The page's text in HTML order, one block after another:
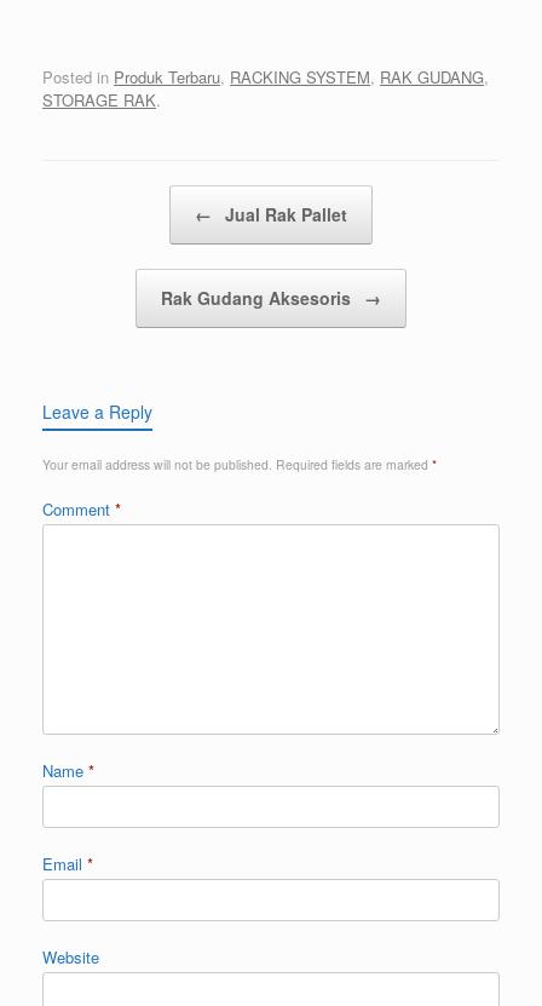
Posted in Produk Terbaru, RACKING SYSTEM, RAK GUDANG,
STORAGE RAK.
← Jual Rak Pallet
Rak Gudang Aksesoris →
Leave a Reply
Your email address will not be published. Required fields are marked *
Comment *
Name *
Email *
Website